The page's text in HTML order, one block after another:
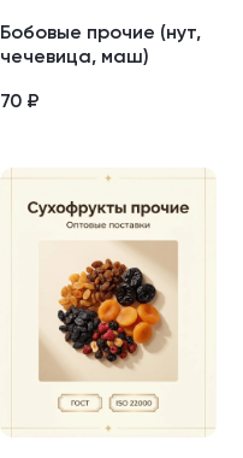
Бобовые прочие (нут,
чечевица, маш)
70 ₽